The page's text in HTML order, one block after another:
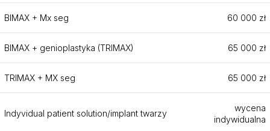
BIMAX + Mx seg 60 000 zł
BIMAX + genioplastyka (TRIMAX) 65 000 zł
TRIMAX + MX seg 65 000 zł
Indyvidual patient solution/implant twarzy
wycena
indywidualna